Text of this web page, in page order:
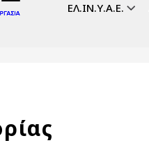
ΕΛ.ΙΝ.Υ.Α.Ε.